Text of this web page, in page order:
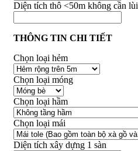
Diện tích thô <50m không cần lùi
THÔNG TIN CHI TIẾT
Chọn loại hẻm
Chọn loại móng
Chọn loại hầm
Chọn loại mái
Diện tích xây dựng 1 sàn